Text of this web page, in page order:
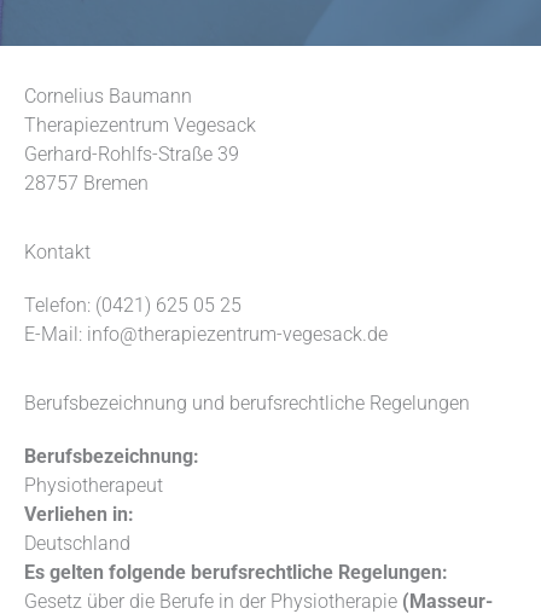
Cornelius Baumann
Therapiezentrum Vegesack
Gerhard-Rohlfs-Straße 39
28757 Bremen
Kontakt
Telefon: (0421) 625 05 25
E-Mail: info@therapiezentrum-vegesack.de
Berufsbezeichnung und berufsrechtliche Regelungen
Berufsbezeichnung:
Physiotherapeut
Verliehen in:
Deutschland
Es gelten folgende berufsrechtliche Regelungen:
Gesetz über die Berufe in der Physiotherapie (Masseur-